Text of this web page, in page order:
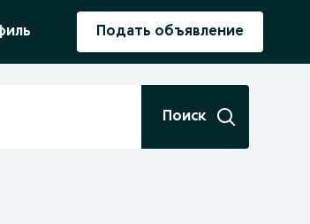
Подать объявление
Поиск